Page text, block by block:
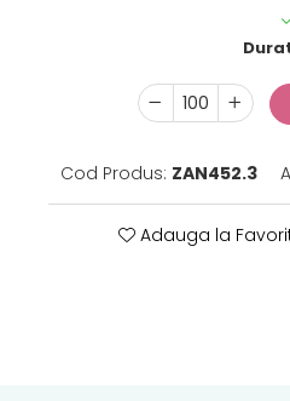
Cod Produs: ZAN452.3
Adauga la